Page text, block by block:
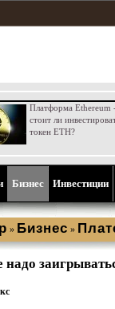
Платформа Ethereum
стоит ли
токен ETH?
Бизнес Инвестиции
» Бизнес »
надо